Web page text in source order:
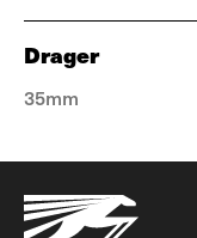
Drager
35mm